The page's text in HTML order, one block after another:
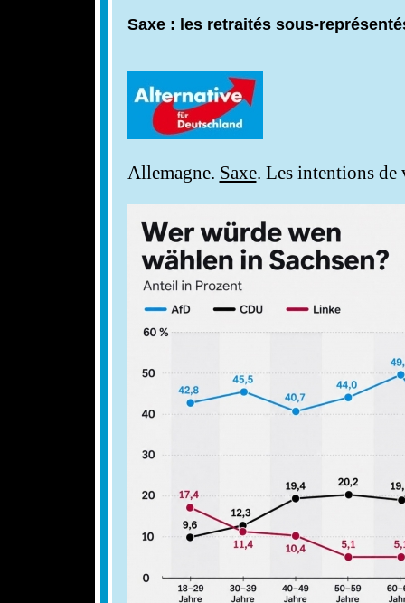
Saxe : les retraités sous-
Allemagne. Saxe. Les intentions de